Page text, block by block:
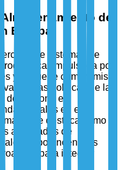
de
Europa
de sistemas de
impulsada por
y un fuerte compromiso
Las políticas de la
de carbono e
en el
se destaca como
avanzadas de
por incentivos
para integrar